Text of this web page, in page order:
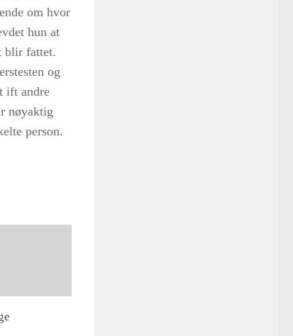
om hvor
hun at
blir fattet.
og
ift andre
nøyaktig
person.